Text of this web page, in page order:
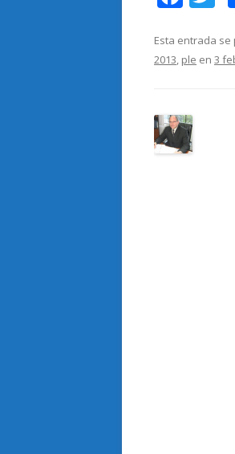
e
b
o
k
Esta entrada se
2013, ple en 3